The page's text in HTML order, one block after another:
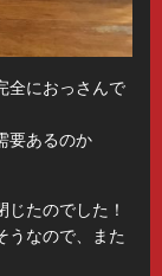
全におっさんで
要あるのか
たのでした！
うなので、また